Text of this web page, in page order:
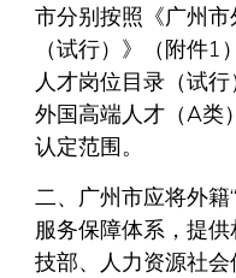
市分别按照《广州市
（试行）》（附件1
人才岗位目录（试
外国高端人才（A类
认定范围。
二、广州市应将外籍
服务保障体系，提
技部、人力资源社